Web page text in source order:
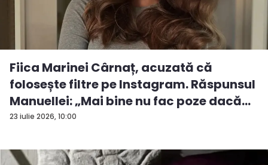
23 iulie 2026, 10:00
Fiica Marinei Cârnaț, acuzată că
folosește filtre pe Instagram. Răspunsul
Manuellei: „Mai bine nu fac poze dacă...